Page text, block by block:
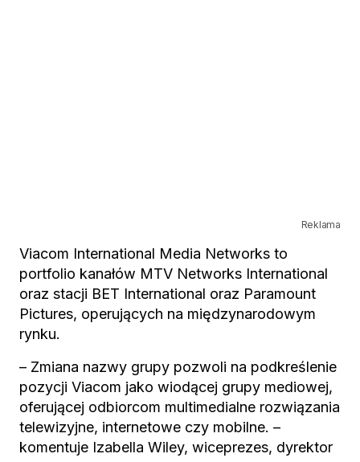
Reklama
Viacom International Media Networks to
portfolio kanałów MTV Networks International
oraz stacji BET International oraz Paramount
Pictures, operujących na międzynarodowym
rynku.
– Zmiana nazwy grupy pozwoli na podkreślenie
pozycji Viacom jako wiodącej grupy mediowej,
oferującej odbiorcom multimedialne rozwiązania
telewizyjne, internetowe czy mobilne. –
komentuje Izabella Wiley, wiceprezes, dyrektor